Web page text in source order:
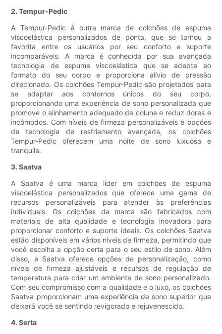
2. Tempur-Pedic
A Tempur-Pedic é outra marca de colchões de espuma
viscoelástica personalizados de ponta, que se tornou a
favorita entre os usuários por seu conforto e suporte
incomparáveis. A marca é conhecida por sua avançada
tecnologia de espuma viscoelástica que se adapta ao
formato do seu corpo e proporciona alívio de pressão
direcionado. Os colchões Tempur-Pedic são projetados para
se adaptar aos contornos únicos do seu corpo,
proporcionando uma experiência de sono personalizada que
promove o alinhamento adequado da coluna e reduz dores e
incômodos. Com níveis de firmeza personalizáveis ​​e opções
de tecnologia de resfriamento avançada, os colchões
Tempur-Pedic oferecem uma noite de sono luxuosa e
tranquila.
3. Saatva
A Saatva é uma marca líder em colchões de espuma
viscoelástica personalizados que oferece uma gama de
recursos personalizáveis ​​para atender às preferências
individuais. Os colchões da marca são fabricados com
materiais de alta qualidade e tecnologia inovadora para
proporcionar conforto e suporte ideais. Os colchões Saatva
estão disponíveis em vários níveis de firmeza, permitindo que
você escolha a opção certa para o seu estilo de sono. Além
disso, a Saatva oferece opções de personalização, como
níveis de firmeza ajustáveis ​​e recursos de regulação de
temperatura para criar um ambiente de sono personalizado.
Com seu compromisso com a qualidade e o luxo, os colchões
Saatva proporcionam uma experiência de sono superior que
deixará você se sentindo revigorado e rejuvenescido.
4. Serta